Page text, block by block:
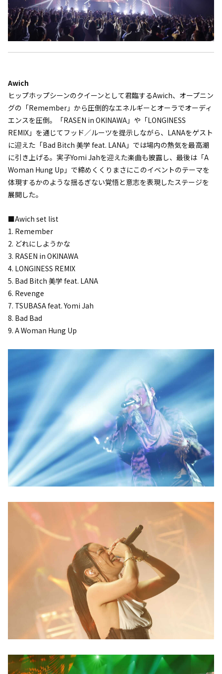
Awich
ヒップホップシーンのクイーンとして君臨するAwich、オープニン
グの「Remember」から圧倒的なエネルギーとオーラでオーディ
エンスを圧倒。「RASEN in OKINAWA」や「LONGINESS
REMIX」を通じてフッド／ルーツを提示しながら、LANAをゲスト
に迎えた「Bad Bitch 美学 feat. LANA」では場内の熱気を最高潮
に引き上げる。実子Yomi Jahを迎えた楽曲も披露し、最後は「A
Woman Hung Up」で締めくくりまさにこのイベントのテーマを
体現するかのような揺るぎない覚悟と意志を表現したステージを
展開した。
■Awich set list
1. Remember
2. どれにしようかな
3. RASEN in OKINAWA
4. LONGINESS REMIX
5. Bad Bitch 美学 feat. LANA
6. Revenge
7. TSUBASA feat. Yomi Jah
8. Bad Bad
9. A Woman Hung Up